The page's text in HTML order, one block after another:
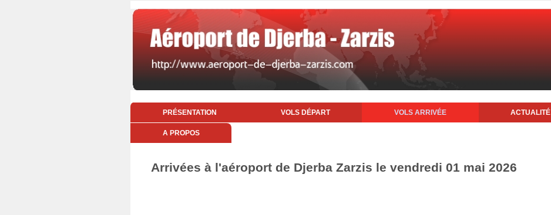
PRÉSENTATION VOLS DÉPART VOLS ARRIVÉE ACTUALITÉ
A PROPOS
Arrivées à l'aéroport de Djerba Zarzis le vendredi 01 mai 2026